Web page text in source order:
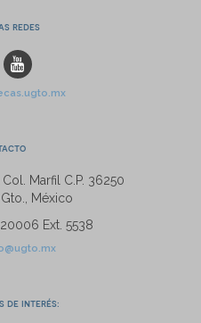
redes
Marfil C.P. 36250
México
Ext. 5538
de interés: